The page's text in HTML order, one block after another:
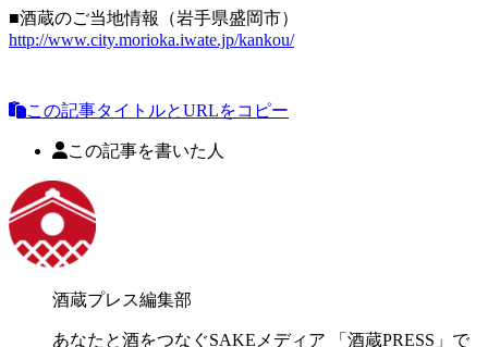
■酒蔵のご当地情報（岩手県盛岡市）
http://www.city.morioka.iwate.jp/kankou/
この記事タイトルとURLをコピー
この記事を書いた人
酒蔵プレス編集部
あなたと酒をつなぐSAKEメディア 「酒蔵PRESS」で